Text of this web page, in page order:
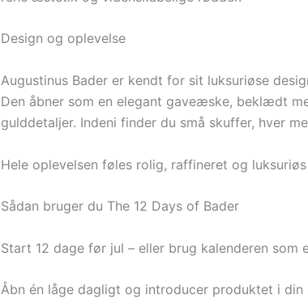
Design og oplevelse
Augustinus Bader er kendt for sit luksuriøse
Den åbner som en elegant gaveæske, beklædt
gulddetaljer. Indeni finder du små skuffer, hver
Hele oplevelsen føles rolig, raffineret og
Sådan bruger du The 12 Days of Bader
Start 12 dage før jul – eller brug kalenderen som
Åbn én låge dagligt og introducer produktet i din